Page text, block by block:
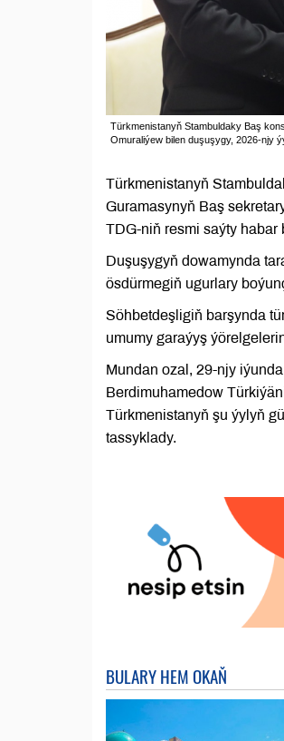
Türkmenistanyň Stambuldaky Baş
Omuraliýew bilen duşuşygy, 2026-njy
Türkmenistanyň
Guramasynyň Baş
TDG-niň resmi saýty habar
Duşuşygyň dowamynda
ösdürmegiň ugurlary
Söhbetdeşligiň barşynda
umumy garaýyş
Mundan ozal, 29-njy
Berdimuhamedow
Türkmenistanyň şu ýylyň
tassyklady.
BULARY HEM OKAŇ